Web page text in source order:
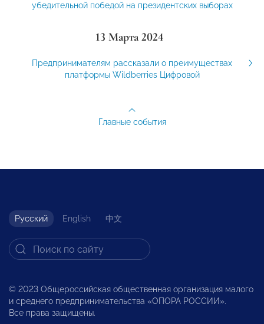
убедительной победой на президентских выборах
13 Марта 2024
Предпринимателям рассказали о преимуществах
платформы Wildberries Цифровой
Главные события
Русский English 中文
© 2023 Общероссийская общественная организация малого
и среднего предпринимательства «ОПОРА РОССИИ».
Все права защищены.